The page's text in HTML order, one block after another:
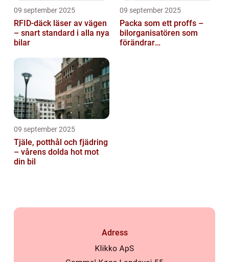
09 september 2025
RFID-däck läser av vägen
– snart standard i alla nya
bilar
09 september 2025
Packa som ett proffs –
bilorganisatören som
förändrar
09 september 2025
Tjäle, potthål och fjädring
– vårens dolda hot mot
din bil
Adress